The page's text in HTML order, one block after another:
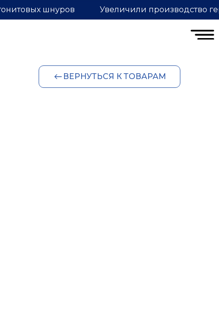
Увеличили производство
шнуров
ВЕРНУТЬСЯ К ТОВАРАМ